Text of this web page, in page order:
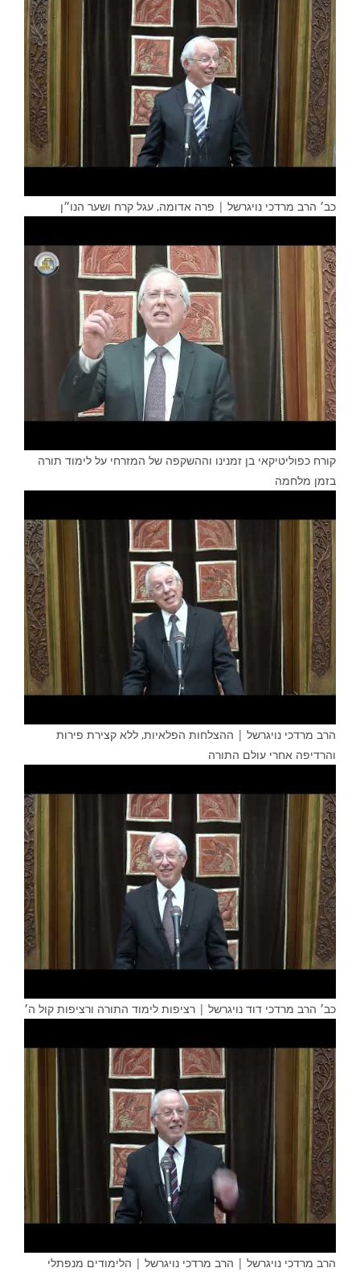
כב׳ הרב מרדכי נויגרשל | פרה אדומה, עגל קרח ושער הנו״ן
קורח כפוליטיקאי בן זמנינו וההשקפה של המזרחי על לימוד תורה
בזמן מלחמה
הרב מרדכי נויגרשל | ההצלחות הפלאיות, ללא קצירת פירות
והרדיפה אחרי עולם התורה
כב׳ הרב מרדכי דוד נויגרשל | רציפות לימוד התורה ורציפות קול ה׳
הרב מרדכי נויגרשל | הרב מרדכי נויגרשל | הלימודים מנפתלי